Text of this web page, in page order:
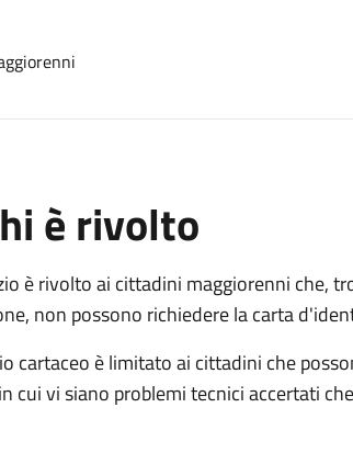
è rivolto
è rivolto ai cittadini maggiorenni che,
non possono richiedere la carta
cartaceo è limitato ai cittadini che
cui vi siano problemi tecnici accertati